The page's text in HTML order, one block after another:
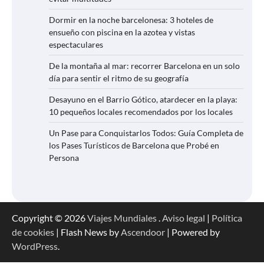
Dormir en la noche barcelonesa: 3 hoteles de
ensueño con piscina en la azotea y vistas
espectaculares
De la montaña al mar: recorrer Barcelona en un solo
día para sentir el ritmo de su geografía
Desayuno en el Barrio Gótico, atardecer en la playa:
10 pequeños locales recomendados por los locales
Un Pase para Conquistarlos Todos: Guía Completa de
los Pases Turísticos de Barcelona que Probé en
Persona
Copyright © 2026Viajes Mundiales.Aviso legal | Política
de cookies | Flash News byAscendoor | Powered by
WordPress.